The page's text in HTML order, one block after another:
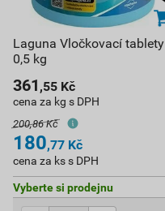
Laguna Vločkovací tablety
0,5 kg
361 ,55 Kč
cena za kg s DPH
200,86 Kč
180,77 Kč
cena za ks s DPH
Vyberte si prodejnu